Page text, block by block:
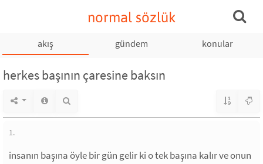
normal sözlük
akış gündem konular
herkes başının çaresine baksın
1.
insanın başına öyle bir gün gelir ki o tek başına kalır ve onun